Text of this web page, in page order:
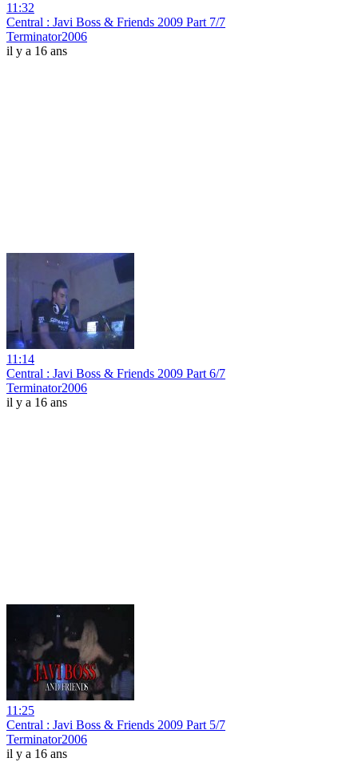
11:32
Central : Javi Boss & Friends 2009 Part 7/7
Terminator2006
il y a 16 ans
11:14
Central : Javi Boss & Friends 2009 Part 6/7
Terminator2006
il y a 16 ans
11:25
Central : Javi Boss & Friends 2009 Part 5/7
Terminator2006
il y a 16 ans